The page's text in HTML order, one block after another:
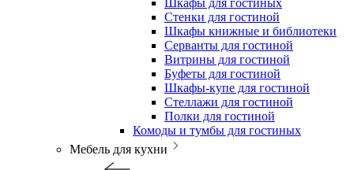
Шкафы для гостиных
Стенки для гостиной
Шкафы книжные и библиотеки
Серванты для гостиной
Витрины для гостиной
Буфеты для гостиной
Шкафы-купе для гостиной
Стеллажи для гостиной
Полки для гостиной
Комоды и тумбы для гостиных
Мебель для кухни